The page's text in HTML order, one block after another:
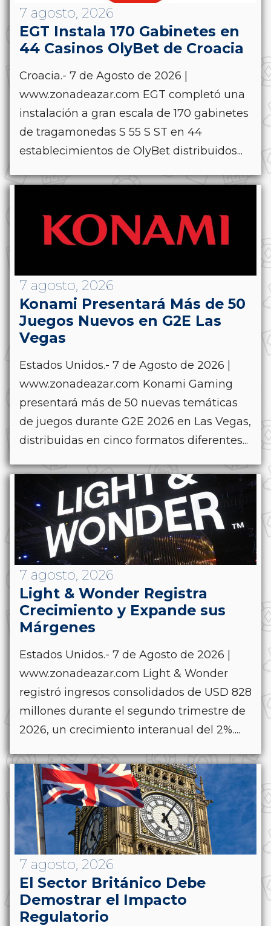
7 agosto, 2026
EGT Instala 170 Gabinetes en
44 Casinos OlyBet de Croacia
Croacia.- 7 de Agosto de 2026 |
www.zonadeazar.com EGT completó una
instalación a gran escala de 170 gabinetes
de tragamonedas S 55 S ST en 44
establecimientos de OlyBet distribuidos...
7 agosto, 2026
Konami Presentará Más de 50
Juegos Nuevos en G2E Las
Vegas
Estados Unidos.- 7 de Agosto de 2026 |
www.zonadeazar.com Konami Gaming
presentará más de 50 nuevas temáticas
de juegos durante G2E 2026 en Las Vegas,
distribuidas en cinco formatos diferentes...
7 agosto, 2026
Light & Wonder Registra
Crecimiento y Expande sus
Márgenes
Estados Unidos.- 7 de Agosto de 2026 |
www.zonadeazar.com Light & Wonder
registró ingresos consolidados de USD 828
millones durante el segundo trimestre de
2026, un crecimiento interanual del 2%....
7 agosto, 2026
El Sector Británico Debe
Demostrar el Impacto
Regulatorio